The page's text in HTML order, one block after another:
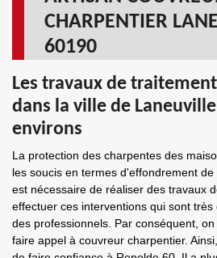
CHARPENTIER
60190
Les travaux de
dans la ville de
environs
La protection des charpentes des
les soucis en termes d'effondrement
est nécessaire de réaliser des travaux
effectuer ces interventions qui sont
des professionnels. Par conséquent,
faire appel à couvreur charpentier.